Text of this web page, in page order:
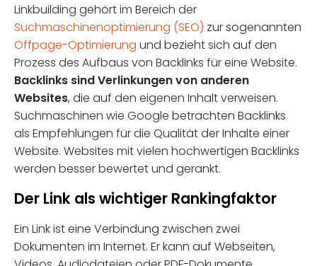
Linkbuilding gehört im Bereich der
Suchmaschinenoptimierung (SEO) zur sogenannten
Offpage-Optimierung und bezieht sich auf den
Prozess des Aufbaus von Backlinks für eine Website.
Backlinks sind Verlinkungen von anderen
Websites, die auf den eigenen Inhalt verweisen.
Suchmaschinen wie Google betrachten Backlinks
als Empfehlungen für die Qualität der Inhalte einer
Website. Websites mit vielen hochwertigen Backlinks
werden besser bewertet und gerankt.
Der Link als wichtiger Rankingfaktor
Ein Link ist eine Verbindung zwischen zwei
Dokumenten im Internet. Er kann auf Webseiten,